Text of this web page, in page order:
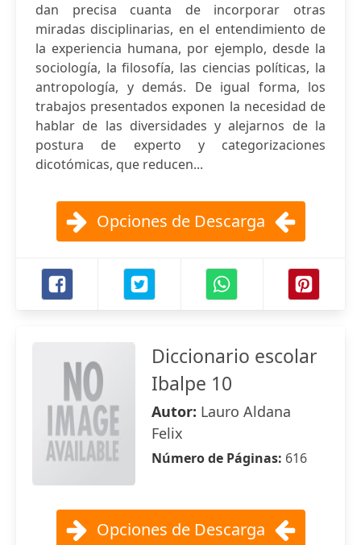
dan precisa cuanta de incorporar otras
miradas disciplinarias, en el entendimiento de
la experiencia humana, por ejemplo, desde la
sociología, la filosofía, las ciencias políticas, la
antropología, y demás. De igual forma, los
trabajos presentados exponen la necesidad de
hablar de las diversidades y alejarnos de la
postura de experto y categorizaciones
dicotómicas, que reducen...
Opciones de Descarga
Diccionario escolar
Ibalpe 10
Autor: Lauro Aldana
Felix
Número de Páginas: 616
Opciones de Descarga